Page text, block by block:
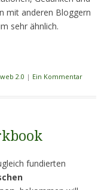
mit anderen Bloggern
sehr ähnlich.
web 2.0 | Ein Kommentar
fundierten